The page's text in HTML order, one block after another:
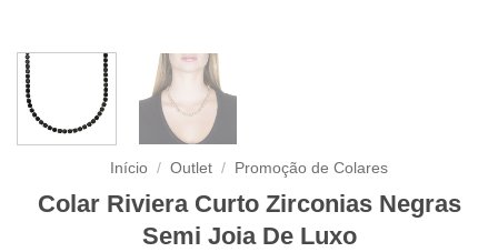
Início / Outlet / Promoção de Colares
Colar Riviera Curto Zirconias Negras
Semi Joia De Luxo